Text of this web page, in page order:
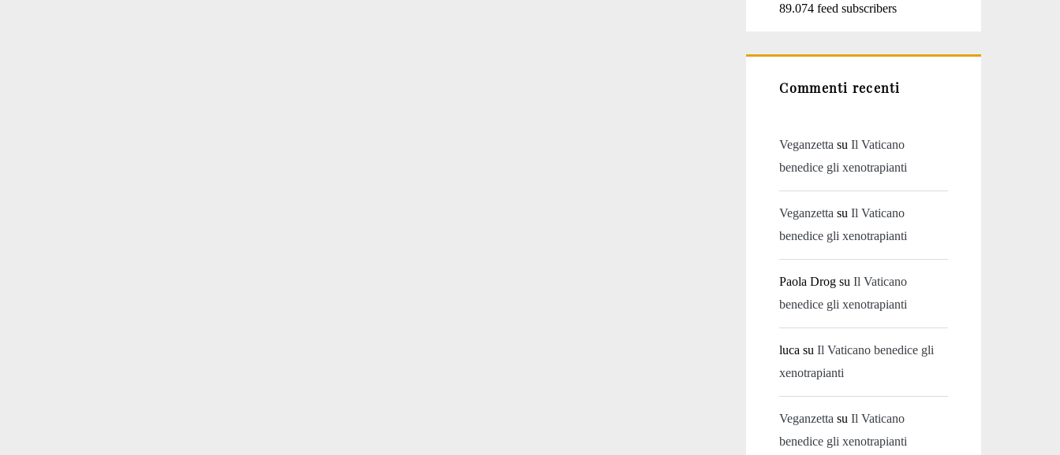
89.074 feed subscribers
Commenti recenti
Veganzetta suIl Vaticano
benedice gli xenotrapianti
Veganzetta suIl Vaticano
benedice gli xenotrapianti
Paola Drog suIl Vaticano
benedice gli xenotrapianti
luca suIl Vaticano benedice gli
xenotrapianti
Veganzetta suIl Vaticano
benedice gli xenotrapianti